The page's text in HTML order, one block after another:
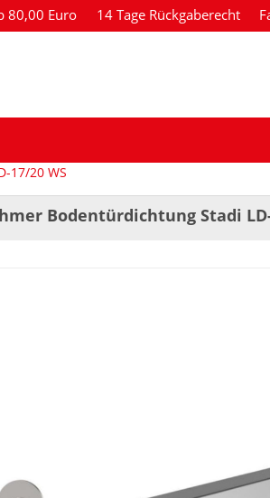
80,00 Euro 14 Tage Rückgaberecht
17/20 WS
Bodentürdichtung Stadi